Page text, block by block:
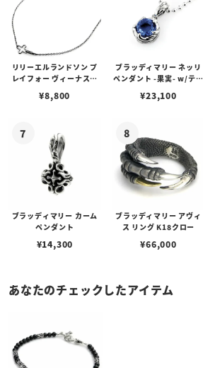
リリーエルランドソン プ
レイフォー ヴィーナスチ
¥8,800
ブラッディマリー ネッリ
ペンダント -果実- w/ティ
¥23,100
ブラッディマリー カーム
ペンダント
¥14,300
ブラッディマリー アヴィ
ス リング K18クロー
¥66,000
あなたのチェックしたアイテム